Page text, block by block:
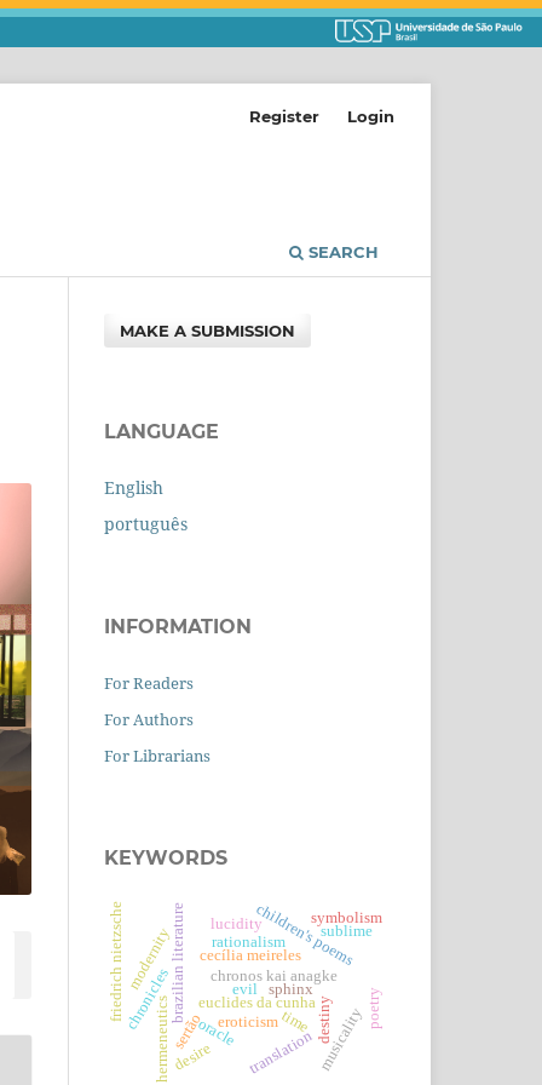
SEARCH
Register Login
MAKE A SUBMISSION
LANGUAGE
English
português
INFORMATION
For Readers
For Authors
For Librarians
KEYWORDS
chronos kai anagke
destiny
sphinx
oracle time
sertão
euclides da cunha
brazilian literature cecília meireles
musicality
children's poems
translation
hermeneutics eroticism
chronicles
symbolism
modernity sublime
poetry
friedrich nietzsche rationalism
lucidity
evil
desire